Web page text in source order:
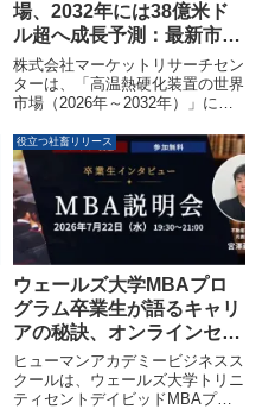
場、2032年には38億米ド
ル超へ成長予測：最新市場
分析レポートが発表
株式会社マーケットリサーチセン
ターは、「高温熱硬化装置の世界
市場（2026年～2032年）」に関
ました。このレポートによると、
市場規模は2025年の19億3700万
米ドルから、2032年には38億
4700万米ドルに拡大し、年平均
成長率（CAGR）は10.4％に達す
ると予測されています。繊維産業
をはじめとする多様な分野で不可
欠な高温熱硬化装置の市場動向、
技術革新、将来展望が詳細に分析
されています。
役立つ社畜リリース
ウェールズ大学MBAプロ
グラム卒業生が語るキャリ
アの秘訣、オンラインセミ
ナーを7月22日に開催
ヒューマンアカデミービジネスス
クールは、ウェールズ大学トリニ
ティセントデイビッドMBAプロ